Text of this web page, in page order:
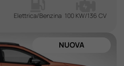
Elettrica/Benzina 100 KW/136 CV
NUOVA